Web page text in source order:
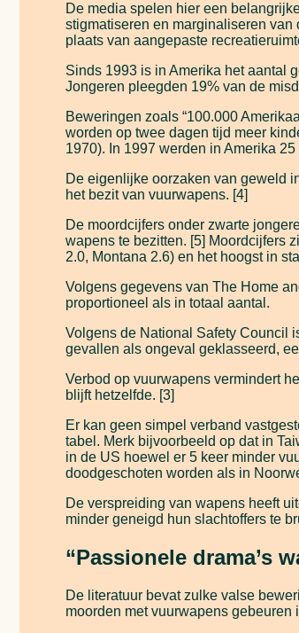
De media spelen hier een
stigmatiseren en marginaliseren
plaats van aangepaste
Sinds 1993 is in Amerika het aantal
Jongeren pleegden 19% van de
Beweringen zoals “100.000
worden op twee dagen tijd meer
1970). In 1997 werden in Amerika
De eigenlijke oorzaken van geweld
het bezit van vuurwapens. [4]
De moordcijfers onder zwarte
wapens te bezitten. [5] Moordcijfers
2.0, Montana 2.6) en het hoogst in
Volgens gegevens van The Home
proportioneel als in totaal aantal.
Volgens de National Safety Council
gevallen als ongeval geklasseerd,
Verbod op vuurwapens vermindert
blijft hetzelfde. [3]
Er kan geen simpel verband
tabel. Merk bijvoorbeeld op dat in
in de US hoewel er 5 keer minder
doodgeschoten worden als in
De verspreiding van wapens heeft
minder geneigd hun slachtoffers te
“Passionele drama’s
De literatuur bevat zulke valse
moorden met vuurwapens gebeuren